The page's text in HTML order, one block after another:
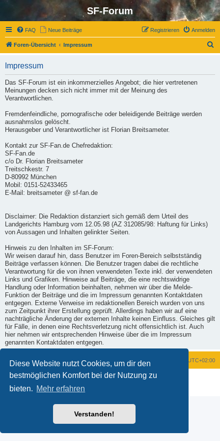
Diese Website nutzt Cookies, um dir den
bestmöglichen Komfort bei der Nutzung zu
bieten. Mehr erfahren
Verstanden!
SF-Forum
FAQ Neue Beiträge Anmelden
Registrieren
Foren-Übersicht Impressum
Impressum
Das SF-Forum ist ein inkommerzielles Angebot; die hier vertretenen
Meinungen decken sich nicht immer mit der Meinung des
Verantwortlichen.
Fremdenfeindliche, pornografische oder beleidigende Beiträge werden
ausnahmslos gelöscht.
Herausgeber und Verantwortlicher ist Florian Breitsameter.
Kontakt zur SF-Fan.de Chefredaktion:
SF-Fan.de
c/o Dr. Florian Breitsameter
Treitschkestr. 7
D-80992 München
Mobil: 0151-52433465
E-Mail: breitsameter @ sf-fan.de
Disclaimer: Die Redaktion distanziert sich gemäß dem Urteil des
Landgerichts Hamburg vom 12.05.98 (AZ 312085/98: Haftung für Links)
von Aussagen und Inhalten gelinkter Seiten.
Hinweis zu den Inhalten im SF-Forum:
Wir weisen darauf hin, dass Benutzer im Foren-Bereich selbstständig
Beiträge verfassen können. Die Benutzer tragen dabei die rechtliche
Verantwortung für die von ihnen verwendeten Texte inkl. der verwendeten
Links und Grafiken. Hinweise auf Beiträge, die eine rechtswidrige
Handlung oder Information beinhalten, nehmen wir über die Melde-
Funktion der Beiträge und die im Impressum genannten Kontaktdaten
entgegen. Externe Verweise im redaktionellen Bereich wurden von uns
zum Zeitpunkt ihrer Erstellung geprüft. Allerdings haben wir auf eine
nachträgliche Änderung der externen Inhalte keinen Einfluss. Gleiches gilt
für Fälle, in denen eine Rechtsverletzung nicht offensichtlich ist. Auch
hier nehmen wir entsprechenden Hinweise über die im Impressum
genannten Kontaktdaten entgegen.
Foren-Übersicht UTC+02:00
Powered byphpBB ® Forum Software © phpBB Limited
Datenschutz